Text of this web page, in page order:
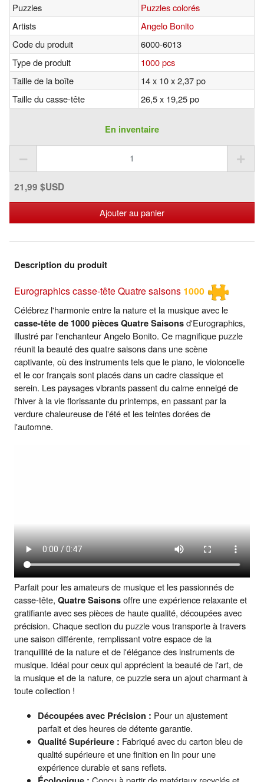
Puzzles
Puzzles colorés
Artists
Angelo Bonito
Code du produit
6000-6013
Type de produit
1000 pcs
Taille de la boîte
14 x 10 x 2,37 po
Taille du casse-tête
26,5 x 19,25 po
En inventaire
21,99 $USD
Ajouter au panier
Description du produit
Eurographics casse-tête Quatre saisons 1000
Célébrez l'harmonie entre la nature et la musique avec le
casse-tête de 1000 pièces Quatre Saisonsd'Eurographics,
illustré par l'enchanteur Angelo Bonito. Ce magnifique puzzle
réunit la beauté des quatre saisons dans une scène
captivante, où des instruments tels que le piano, le violoncelle
et le cor français sont placés dans un cadre classique et
serein. Les paysages vibrants passent du calme enneigé de
l'hiver à la vie florissante du printemps, en passant par la
verdure chaleureuse de l'été et les teintes dorées de
l'automne.
Parfait pour les amateurs de musique et les passionnés de
casse-tête, Quatre Saisonsoffre une expérience relaxante et
gratifiante avec ses pièces de haute qualité, découpées avec
précision. Chaque section du puzzle vous transporte à travers
une saison différente, remplissant votre espace de la
tranquillité de la nature et de l'élégance des instruments de
musique. Idéal pour ceux qui apprécient la beauté de l'art, de
la musique et de la nature, ce puzzle sera un ajout charmant à
toute collection !
Découpées avec Précision : Pour un ajustement
parfait et des heures de détente garantie.
Qualité Supérieure : Fabriqué avec du carton bleu de
qualité supérieure et une finition en lin pour une
expérience durable et sans reflets.